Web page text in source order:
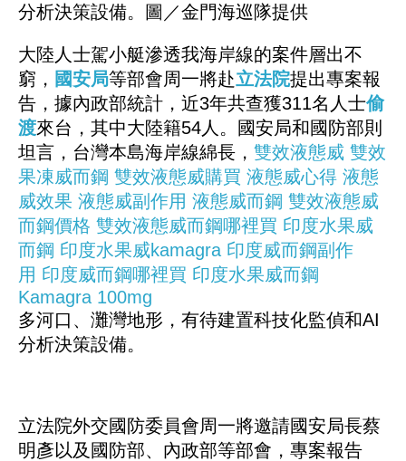
分析決策設備。圖／金門海巡隊提供
大陸人士駕小艇滲透我海岸線的案件層出不
窮， 國安局等部會周一將赴立法院提出專案報
告，據內政部統計，近3年共查獲311名人士偷
渡來台，其中大陸籍54人。國安局和國防部則
坦言，台灣本島海岸線綿長， 雙效液態威 雙效
果凍威而鋼 雙效液態威購買 液態威心得 液態
威效果 液態威副作用 液態威而鋼 雙效液態威
而鋼價格 雙效液態威而鋼哪裡買 印度水果威
而鋼 印度水果威kamagra 印度威而鋼副作
用 印度威而鋼哪裡買 印度水果威而鋼
Kamagra 100mg
多河口、灘灣地形，有待建置科技化監偵和AI
分析決策設備。
立法院外交國防委員會周一將邀請國安局長蔡
明彥以及國防部、內政部等部會，專案報告